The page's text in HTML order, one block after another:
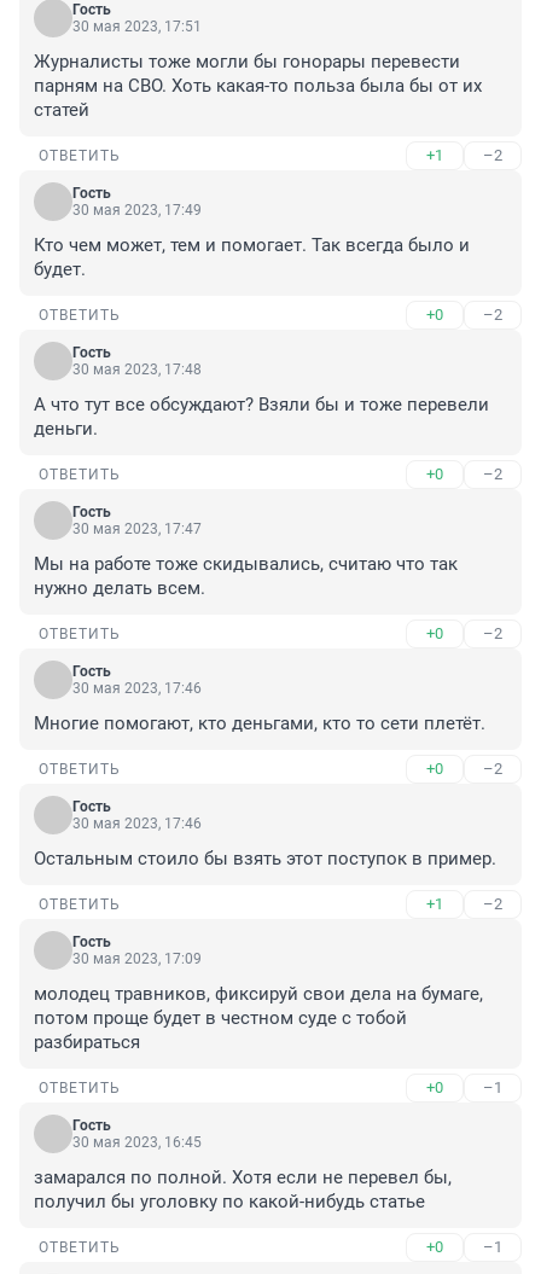
Гость
30 мая 2023, 17:51
Журналисты тоже могли бы гонорары перевести
парням на СВО. Хоть какая-то польза была бы от их
статей
ОТВЕТИТЬ +1 –2
Гость
30 мая 2023, 17:49
Кто чем может, тем и помогает. Так всегда было и
будет.
ОТВЕТИТЬ +0 –2
Гость
30 мая 2023, 17:48
А что тут все обсуждают? Взяли бы и тоже перевели
деньги.
ОТВЕТИТЬ +0 –2
Гость
30 мая 2023, 17:47
Мы на работе тоже скидывались, считаю что так
нужно делать всем.
ОТВЕТИТЬ +0 –2
Гость
30 мая 2023, 17:46
Многие помогают, кто деньгами, кто то сети плетёт.
ОТВЕТИТЬ +0 –2
Гость
30 мая 2023, 17:46
Остальным стоило бы взять этот поступок в пример.
ОТВЕТИТЬ +1 –2
Гость
30 мая 2023, 17:09
молодец травников, фиксируй свои дела на бумаге,
потом проще будет в честном суде с тобой
разбираться
ОТВЕТИТЬ +0 –1
Гость
30 мая 2023, 16:45
замарался по полной. Хотя если не перевел бы,
получил бы уголовку по какой-нибудь статье
ОТВЕТИТЬ +0 –1